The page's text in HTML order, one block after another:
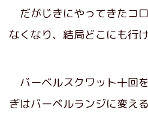
だがじきにやってきたコ
なくなり、結局どこにも行け
バーベルスクワット十回
ぎはバーベルランジに変え